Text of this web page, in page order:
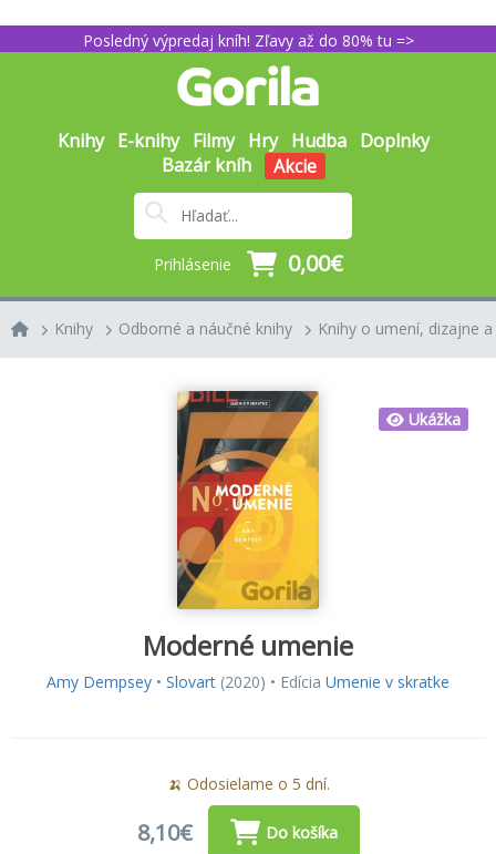
Posledný výpredaj kníh! Zľavy až do 80% tu =>
Knihy E-knihy Filmy Hry Hudba Doplnky
Bazár kníh
Akcie
Prihlásenie 0,00€
Knihy Odborné a náučné knihy Knihy o umení, dizajne
Ukážka
Moderné umenie
Amy Dempsey • Slovart (2020) • Edícia Umenie v skratke
🍌 Odosielame o 5 dní.
8,10€ Do košíka